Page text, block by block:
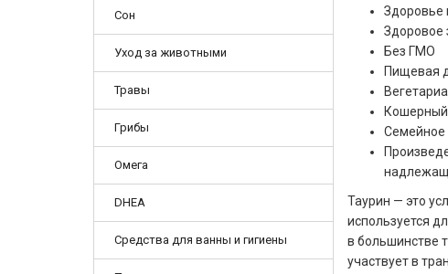
Сон
Уход за животными
Травы
Грибы
Омега
DHEA
Средства для ванны и гигиены
Здоровье
Здоровое
Без ГМО
Пищевая
Кошерный
Семейное
Таурин — это
используется
в большинстве
участвует в